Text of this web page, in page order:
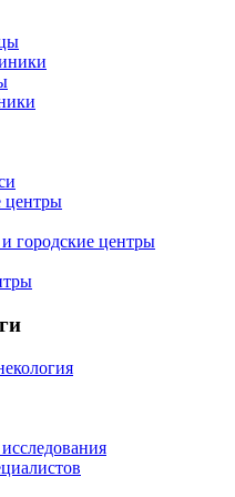
центры
городские центры